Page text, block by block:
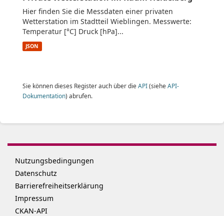
Hier finden Sie die Messdaten einer privaten
Wetterstation im Stadtteil Wieblingen. Messwerte:
Temperatur [°C] Druck [hPa]...
JSON
Sie können dieses Register auch über die API(siehe API-
Dokumentation) abrufen.
Nutzungsbedingungen
Datenschutz
Barrierefreiheitserklärung
Impressum
CKAN-API